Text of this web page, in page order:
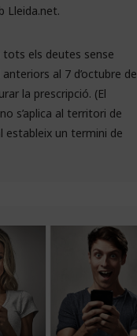
Lleida.net.
tots els deutes sense
al 7 d’octubre de
la prescripció. (El
s’aplica al territori de
estableix un termini de